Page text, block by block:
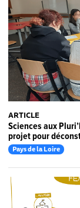
ARTICLE
Sciences aux
projet pour
Pays de la Loire